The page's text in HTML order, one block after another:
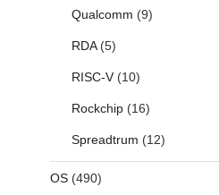
Qualcomm (9)
RDA(5)
RISC-V(10)
Rockchip(16)
Spreadtrum (12)
OS(490)